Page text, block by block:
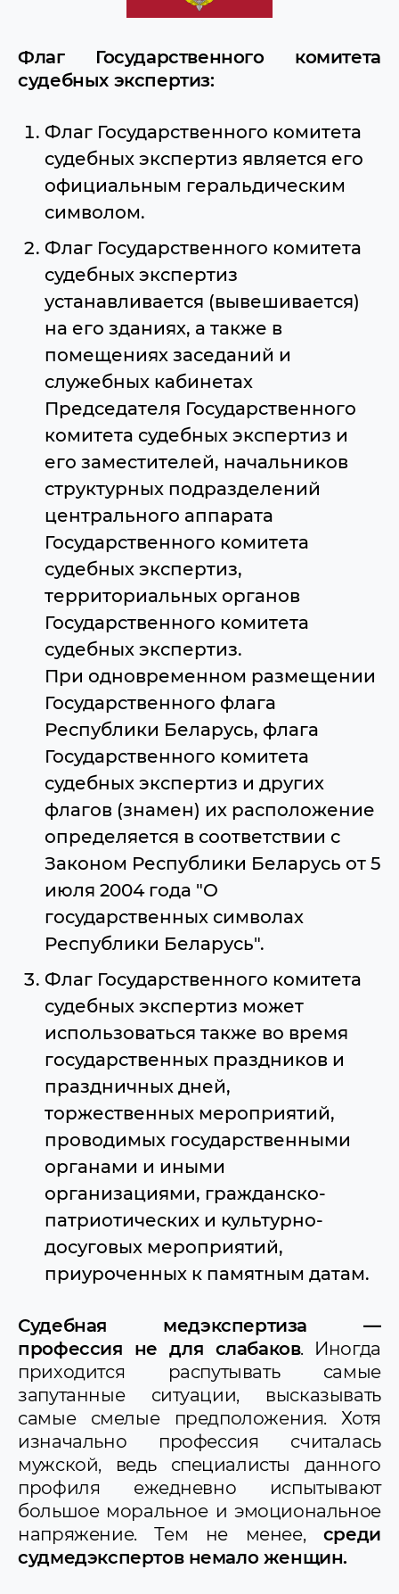
Флаг Государственного комитета
судебных экспертиз:
Флаг Государственного комитета
судебных экспертиз является его
официальным геральдическим
символом.
Флаг Государственного комитета
судебных экспертиз
устанавливается (вывешивается)
на его зданиях, а также в
помещениях заседаний и
служебных кабинетах
Председателя Государственного
комитета судебных экспертиз и
его заместителей, начальников
структурных подразделений
центрального аппарата
Государственного комитета
судебных экспертиз,
территориальных органов
Государственного комитета
судебных экспертиз.
При одновременном размещении
Государственного флага
Республики Беларусь, флага
Государственного комитета
судебных экспертиз и других
флагов (знамен) их расположение
определяется в соответствии с
Законом Республики Беларусь от 5
июля 2004 года "О
государственных символах
Республики Беларусь".
Флаг Государственного комитета
судебных экспертиз может
использоваться также во время
государственных праздников и
праздничных дней,
торжественных мероприятий,
проводимых государственными
органами и иными
организациями, гражданско-
патриотических и культурно-
досуговых мероприятий,
приуроченных к памятным датам.
Судебная медэкспертиза —
профессия не для слабаков. Иногда
приходится распутывать самые
запутанные ситуации, высказывать
самые смелые предположения. Хотя
изначально профессия считалась
мужской, ведь специалисты данного
профиля ежедневно испытывают
большое моральное и эмоциональное
напряжение. Тем не менее, среди
судмедэкспертов немало женщин.